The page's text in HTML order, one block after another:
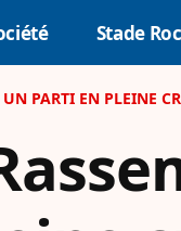
Stade
PARTI EN PLEINE